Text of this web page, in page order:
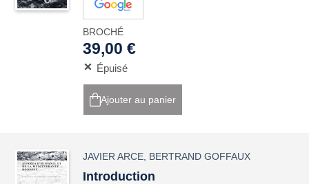
BROCHÉ
39,00 €
Épuisé
Ajouter au panier
JAVIER ARCE BERTRAND GOFFAUX
Introduction